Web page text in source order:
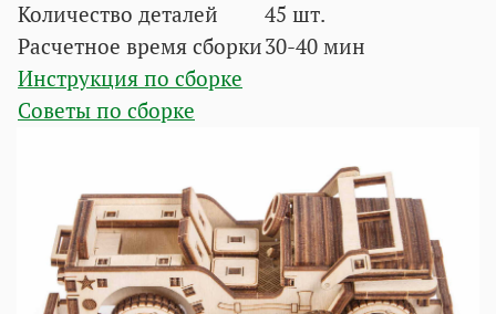
Количество деталей
45 шт.
Расчетное время сборки30-40 мин
Инструкция по сборке
Советы по сборке